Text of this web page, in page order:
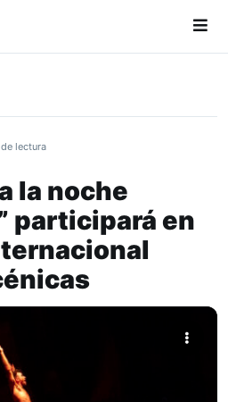
lectura
la noche
participará en